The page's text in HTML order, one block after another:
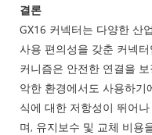
결론
GX16 커넥터는 다양한 산
사용 편의성을 갖춘 커넥
커니즘은 안전한 연결을
악한 환경에서도 사용하기
식에 대한 저항성이 뛰어
며, 유지보수 및 교체 비용